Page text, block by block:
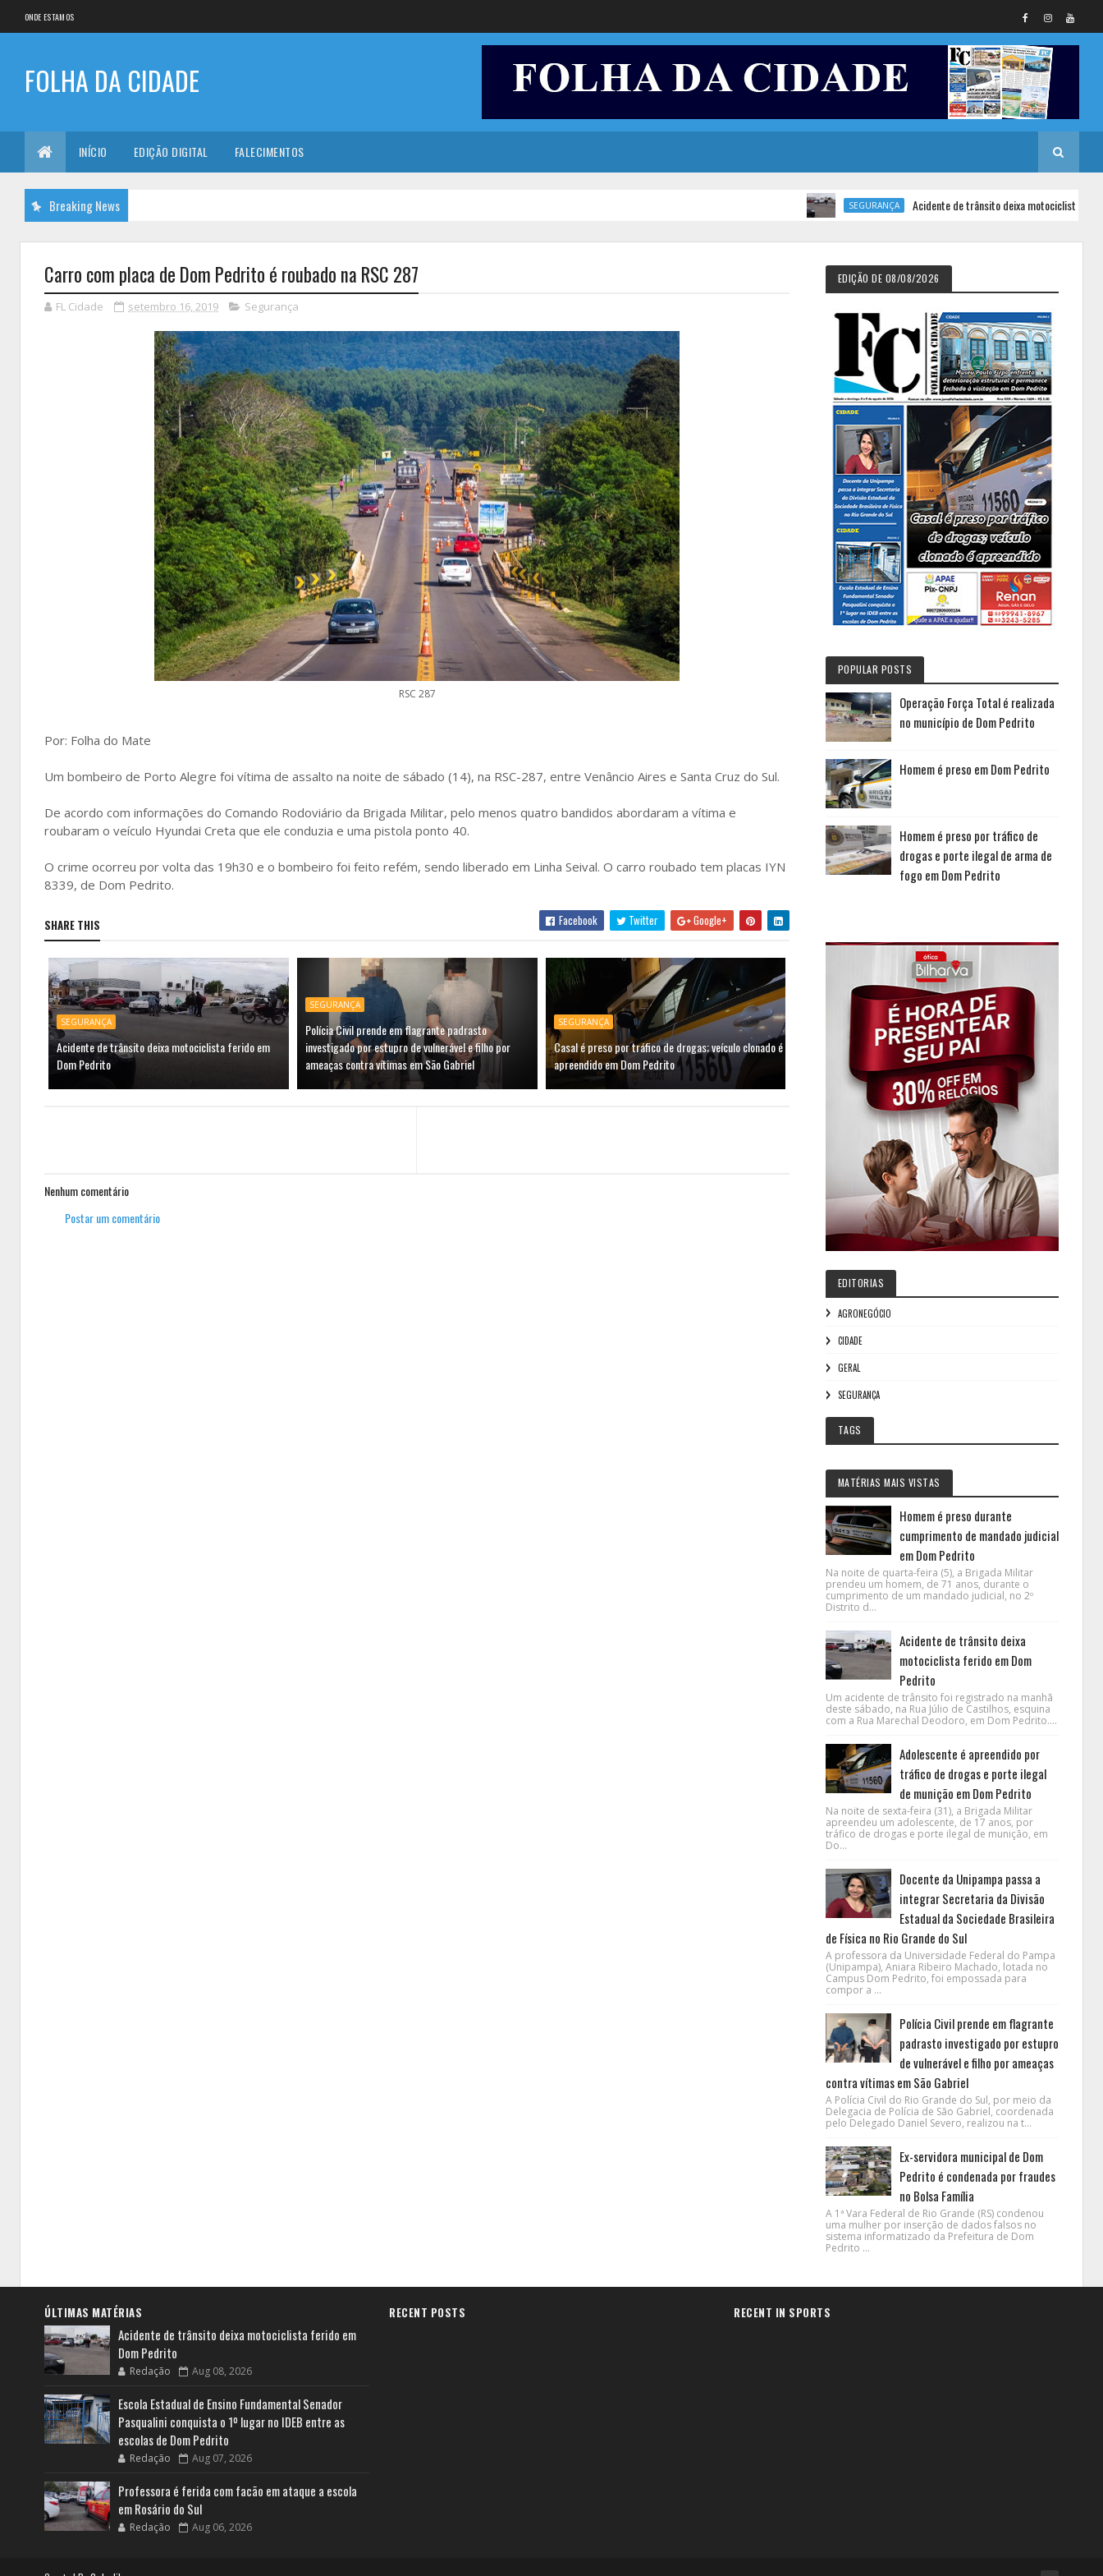
ONDE ESTAMOS
FOLHA DA CIDADE
INÍCIO EDIÇÃO DIGITAL FALECIMENTOS
Breaking News SEGURANÇA Acidente de trânsito deixa motociclista ferido em
Carro com placa de Dom Pedrito é roubado na RSC 287
FL Cidade setembro 16, 2019 Segurança
RSC 287
Por: Folha do Mate
Um bombeiro de Porto Alegre foi vítima de assalto na noite de sábado (14), na RSC-287, entre Venâncio Aires e Santa Cruz do Sul.
De acordo com informações do Comando Rodoviário da Brigada Militar, pelo menos quatro bandidos abordaram a vítima e
roubaram o veículo Hyundai Creta que ele conduzia e uma pistola ponto 40.
O crime ocorreu por volta das 19h30 e o bombeiro foi feito refém, sendo liberado em Linha Seival. O carro roubado tem placas IYN
8339, de Dom Pedrito.
SHARE THIS Facebook Twitter Google+
SEGURANÇA
Acidente de trânsito deixa motociclista ferido em
Dom Pedrito
SEGURANÇA
Polícia Civil prende em flagrante padrasto
investigado por estupro de vulnerável e filho por
ameaças contra vítimas em São Gabriel
SEGURANÇA
Casal é preso por tráfico de drogas; veículo clonado é
apreendido em Dom Pedrito
Nenhum comentário
Postar um comentário
EDIÇÃO DE 08/08/2026
POPULAR POSTS
Operação Força Total é realizada
no município de Dom Pedrito
Homem é preso em Dom Pedrito
Homem é preso por tráfico de
drogas e porte ilegal de arma de
fogo em Dom Pedrito
EDITORIAS
AGRONEGÓCIO
CIDADE
GERAL
SEGURANÇA
TAGS
MATÉRIAS MAIS VISTAS
Homem é preso durante
cumprimento de mandado judicial
em Dom Pedrito
Na noite de quarta-feira (5), a Brigada Militar
prendeu um homem, de 71 anos, durante o
cumprimento de um mandado judicial, no 2º
Distrito d...
Acidente de trânsito deixa
motociclista ferido em Dom
Pedrito
Um acidente de trânsito foi registrado na manhã
deste sábado, na Rua Júlio de Castilhos, esquina
com a Rua Marechal Deodoro, em Dom Pedrito....
Adolescente é apreendido por
tráfico de drogas e porte ilegal
de munição em Dom Pedrito
Na noite de sexta-feira (31), a Brigada Militar
apreendeu um adolescente, de 17 anos, por
tráfico de drogas e porte ilegal de munição, em
Do...
Docente da Unipampa passa a
integrar Secretaria da Divisão
Estadual da Sociedade Brasileira
de Física no Rio Grande do Sul
A professora da Universidade Federal do Pampa
(Unipampa), Aniara Ribeiro Machado, lotada no
Campus Dom Pedrito, foi empossada para
compor a ...
Polícia Civil prende em flagrante
padrasto investigado por estupro
de vulnerável e filho por ameaças
contra vítimas em São Gabriel
A Polícia Civil do Rio Grande do Sul, por meio da
Delegacia de Polícia de São Gabriel, coordenada
pelo Delegado Daniel Severo, realizou na t...
Ex-servidora municipal de Dom
Pedrito é condenada por fraudes
no Bolsa Família
A 1ª Vara Federal de Rio Grande (RS) condenou
uma mulher por inserção de dados falsos no
sistema informatizado da Prefeitura de Dom
Pedrito ...
ÚLTIMAS MATÉRIAS
Acidente de trânsito deixa motociclista ferido em
Dom Pedrito
Redação Aug 08, 2026
Escola Estadual de Ensino Fundamental Senador
Pasqualini conquista o 1º lugar no IDEB entre as
escolas de Dom Pedrito
Redação Aug 07, 2026
Professora é ferida com facão em ataque a escola
em Rosário do Sul
Redação Aug 06, 2026
RECENT POSTS RECENT IN SPORTS